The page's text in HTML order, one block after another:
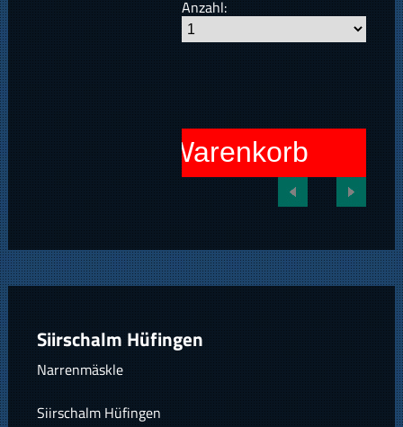
Anzahl:
In den Warenkorb
Siirschalm Hüfingen
Narrenmäskle
Siirschalm Hüfingen